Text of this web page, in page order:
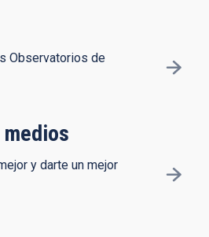
Observatorios de
y darte un mejor